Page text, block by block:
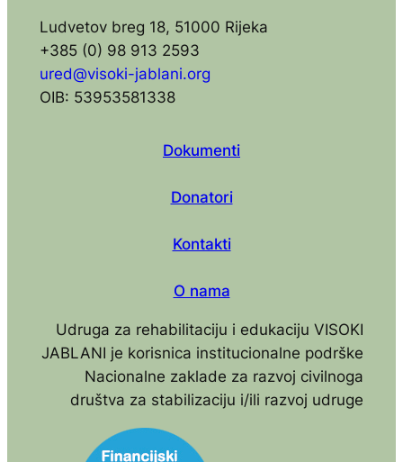
Ludvetov breg 18, 51000 Rijeka
+385 (0) 98 913 2593
ured@visoki-jablani.org
OIB: 53953581338
Dokumenti
Donatori
Kontakti
O nama
Udruga za rehabilitaciju i edukaciju VISOKI
JABLANI je korisnica institucionalne podrške
Nacionalne zaklade za razvoj civilnoga
društva za stabilizaciju i/ili razvoj udruge